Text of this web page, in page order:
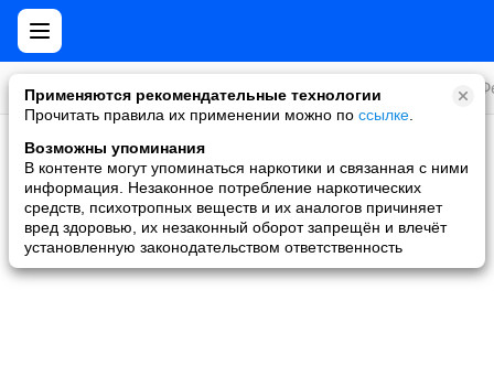
Все игры
Применяются рекомендательные технологии
Прочитать правила их применении можно по ссылке
Возможны упоминания
В контенте могут упоминаться наркотики и связанная с ними
информация. Незаконное потребление наркотических
средств, психотропных веществ и их аналогов причиняет
вред здоровью, их незаконный оборот запрещён и влечёт
установленную законодательством ответственность
Скидки и акции
Ни одной игры не найдено